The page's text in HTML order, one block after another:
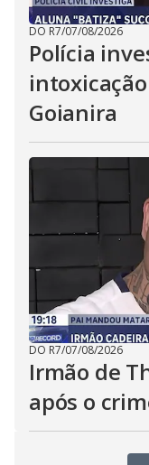
DO R7/07/08/2026
Polícia
Goianira
DO R7/07/08/2026
Irmão de
após o